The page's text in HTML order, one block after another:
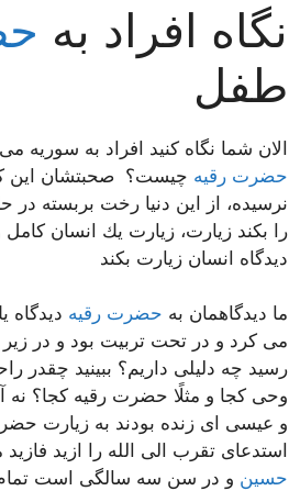
نگاه افراد به
طفل
الان شما نگاه كنید افراد به
حضرت رقیه چیست؟ صحبتشان این
نرسیده، از این دنیا رخت بربسته در
را بكند زیارت، زیارت یك انسان
دیدگاه انسان زیارت بكند
ما دیدگاهمان به حضرت رقیه دیدگاه
می كرد و در تحت تربیت بود و در
رسید چه دلیلی داریم؟ ببینید چقدر
وحی كجا و مثلًا حضرت رقیه كجا؟
و عیسی ای زنده بودند به زیارت
استدعای تقرب الی الله را ازید
حسین و در سن سه سالگی است تمام